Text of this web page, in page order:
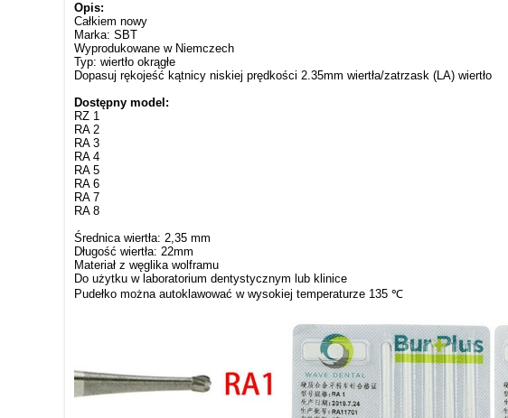
Opis:
Całkiem nowy
Marka: SBT
Wyprodukowane w Niemczech
Typ: wiertło okrągłe
Dopasuj rękojeść kątnicy niskiej prędkości 2.35mm wiertła/zatrzask (LA) wiertło
Dostępny model:
RZ 1
RA 2
RA 3
RA 4
RA 5
RA 6
RA 7
RA 8
Średnica wiertła: 2,35 mm
Długość wiertła: 22mm
Materiał z węglika wolframu
Do użytku w laboratorium dentystycznym lub klinice
Pudełko można autoklawować w wysokiej temperaturze 135 ℃